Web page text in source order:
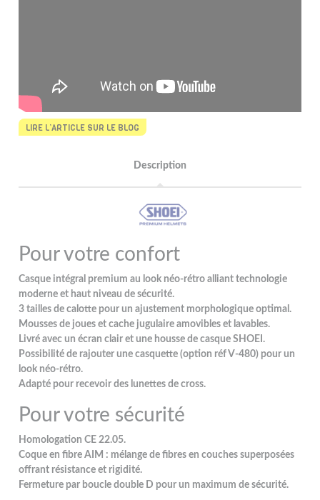
LIRE L’ARTICLE SUR LE BLOG
Description
Pour votre confort
Casque intégral premium au look néo-rétro alliant technologie
moderne et haut niveau de sécurité.
3 tailles de calotte pour un ajustement morphologique optimal.
Mousses de joues et cache jugulaire amovibles et lavables.
Livré avec un écran clair et une housse de casque SHOEI.
Possibilité de rajouter une casquette (option réf V-480) pour un
look néo-rétro.
Adapté pour recevoir des lunettes de cross.
Pour votre sécurité
Homologation CE 22.05.
Coque en fibre AIM : mélange de fibres en couches superposées
offrant résistance et rigidité.
Fermeture par boucle double D pour un maximum de sécurité.